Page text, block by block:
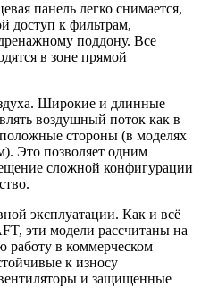
панель легко снимается,
доступ к фильтрам,
поддону. Все
в зоне прямой
Широкие и длинные
воздушный поток как в
стороны (в моделях
Это позволяет одним
сложной конфигурации
эксплуатации. Как и всё
эти модели рассчитаны на
работу в коммерческом
к износу
и защищенные